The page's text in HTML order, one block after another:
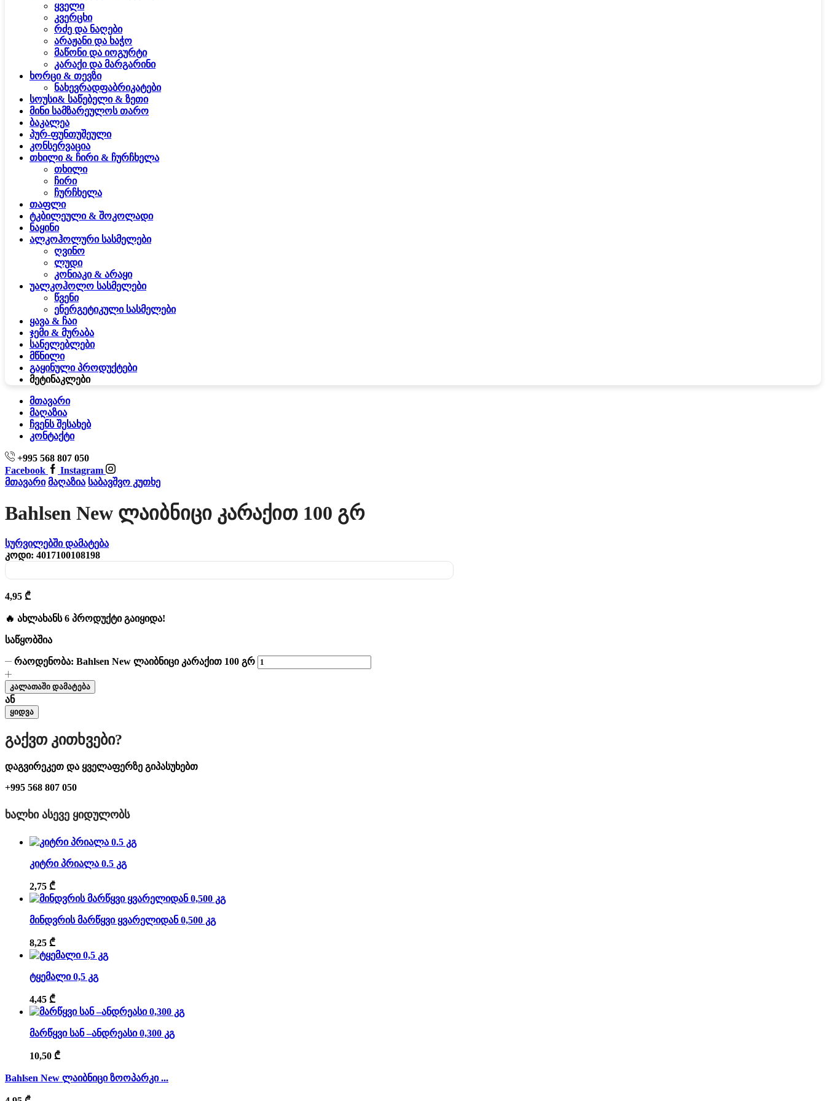
ყველი
კვერცხი
რძე და ნაღები
არაჟანი და ხაჭო
მაწონი და იოგურტი
კარაქი და მარგარინი
ხორცი & თევზი
ნახევრადფაბრიკატები
სოუსი& საწებელი & ზეთი
მინი სამზარეულოს თარო
ბაკალეა
პურ-ფუნთუშეული
კონსერვაცია
თხილი & ჩირი & ჩურჩხელა
თხილი
ჩირი
ჩურჩხელა
თაფლი
ტკბილეული & შოკოლადი
ნაყინი
ალკოჰოლური სასმელები
ღვინო
ლუდი
კონიაკი & არაყი
უალკოჰოლო სასმელები
წვენი
ენერგეტიკული სასმელები
ყავა & ჩაი
ჯემი & მურაბა
სანელებლები
მწნილი
გაყინული პროდუქტები
მეტინაკლები
მთავარი
მაღაზია
ჩვენს შესახებ
კონტაქტი
+995 568 807 050
Facebook
Instagram
მთავარი მაღაზია საბავშვო კუთხე
Bahlsen New Ლაიბნიცი Კარაქით 100 Გრ
სურვილებში დამატება
კოდი: 4017100108198
4,95 ₾
🔥 ახლახანს 6 პროდუქტი გაიყიდა!
საწყობშია
რაოდენობა: Bahlsen New ლაიბნიცი კარაქით 100 გრ
კალათაში დამატება
ან
ყიდვა
Გაქვთ Კითხვები?
დაგვირეკეთ და ყველაფერზე გიპასუხებთ
+995 568 807 050
ᲮᲐᲚᲮᲘ ᲐᲡᲔᲕᲔ ᲧᲘᲓᲣᲚᲝᲑᲡ
კიტრი პრიალა 0.5 კგ
2,75 ₾
მინდვრის მარწყვი ყვარელიდან 0,500 კგ
8,25 ₾
ტყემალი 0,5 კგ
4,45 ₾
მარწყვი სან –ანდრეასი 0,300 კგ
10,50 ₾
Bahlsen New ლაიბნიცი ზოოპარკი ...